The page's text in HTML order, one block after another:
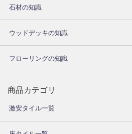
石材の知識
ウッドデッキの知識
フローリングの知識
商品カテゴリ
激安タイル一覧